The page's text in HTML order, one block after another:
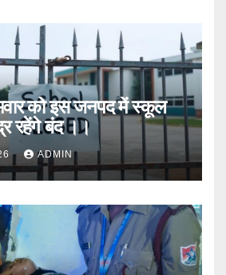
को इस जनपद में स्कूल
रहेंगे बंद ।।
ADMIN